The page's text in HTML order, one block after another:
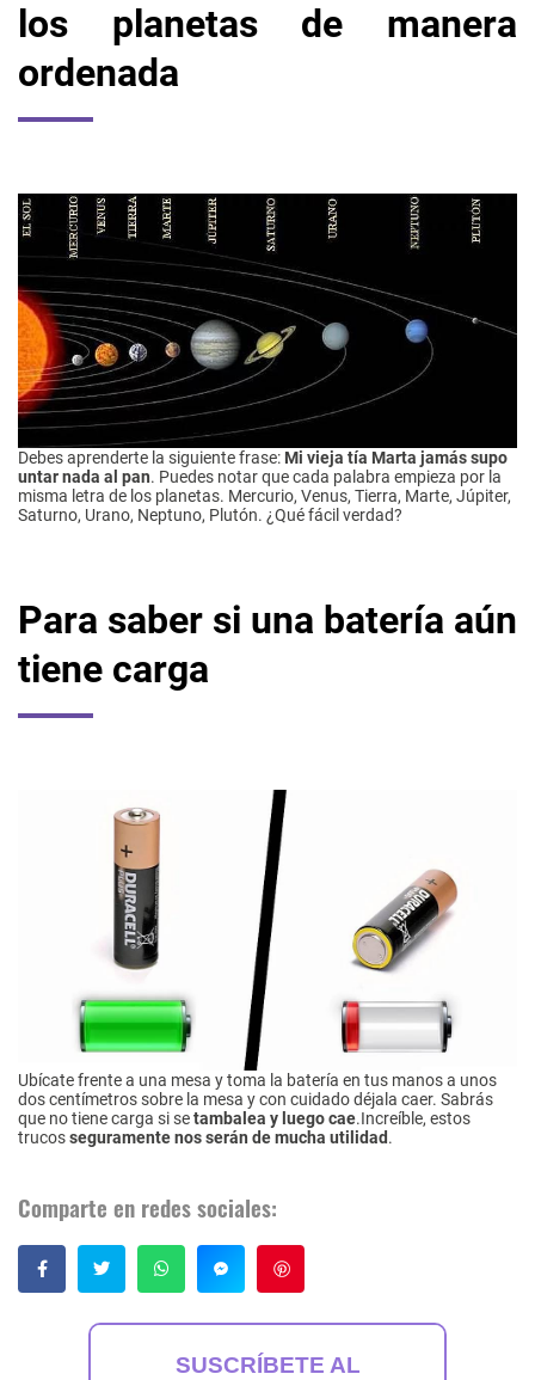
los planetas de manera
ordenada
Debes aprenderte la siguiente frase: Mi vieja tía Marta jamás supo
untar nada al pan. Puedes notar que cada palabra empieza por la
misma letra de los planetas. Mercurio, Venus, Tierra, Marte, Júpiter,
Saturno, Urano, Neptuno, Plutón. ¿Qué fácil verdad?
Para saber si una batería aún
tiene carga
Ubícate frente a una mesa y toma la batería en tus manos a unos
dos centímetros sobre la mesa y con cuidado déjala caer. Sabrás
que no tiene carga si setambalea y luego cae.Increíble, estos
trucosseguramente nos serán de mucha utilidad.
Comparte en redes sociales:
SUSCRÍBETE AL